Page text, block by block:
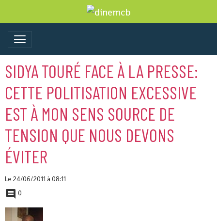
SIDYA TOURÉ FACE À LA PRESSE:
CETTE POLITISATION EXCESSIVE
EST À MON SENS SOURCE DE
TENSION QUE NOUS DEVONS
ÉVITER
Le 24/06/2011 à 08:11
0